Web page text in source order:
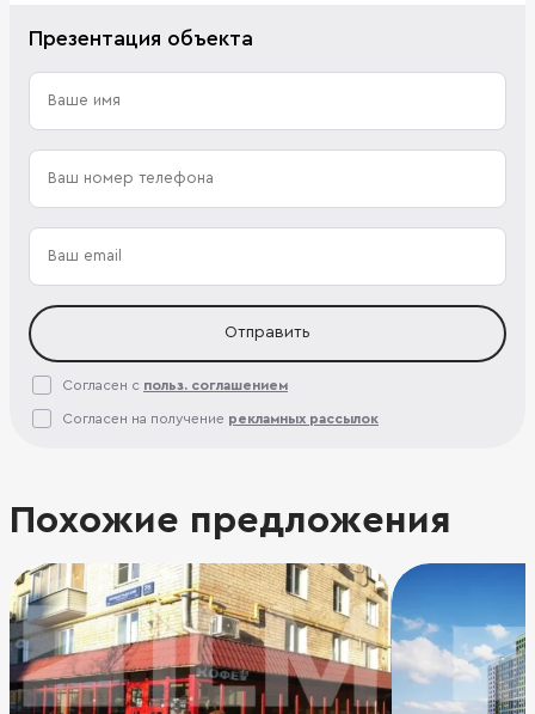
Презентация объекта
Отправить
Согласен с польз. соглашением
Согласен на получение рекламных рассылок
Похожие предложения